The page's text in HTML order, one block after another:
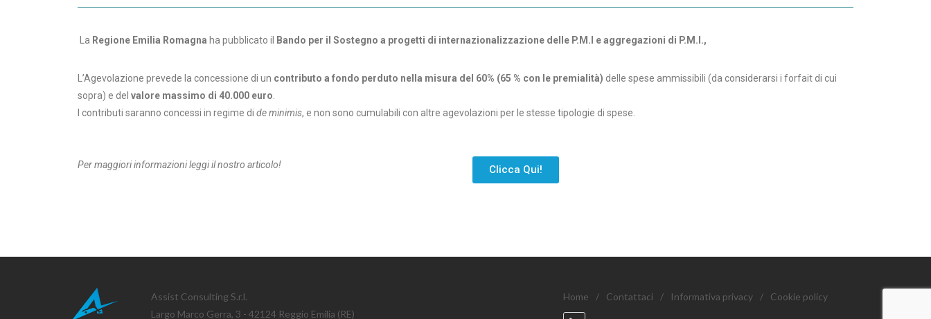
La Regione Emilia Romagna ha pubblicato il Bando per il Sostegno a progetti di internazionalizzazione delle P.M.I e aggregazioni di P.M.I.,
L’Agevolazione prevede la concessione di un contributo a fondo perduto nella misura del 60% (65 % con le premialità) delle spese ammissibili (da considerarsi i forfait di cui
sopra) e del valore massimo di 40.000 euro
I contributi saranno concessi in regime di de minimis, e non sono cumulabili con altre agevolazioni per le stesse tipologie di spese.
Per maggiori informazioni leggi il nostro articolo! Clicca Qui!
Assist Consulting S.r.l.
Largo Marco Gerra, 3 - 42124 Reggio Emilia (RE)
Home / Contattaci / Informativa privacy / Cookie policy